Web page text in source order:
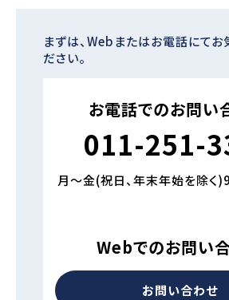
まずは、Webまたはお電話にてお
ださい。
お電話でのお問い
011-251-
月～金(祝日、年末年始を除
Webでのお問い
お問い合わせ